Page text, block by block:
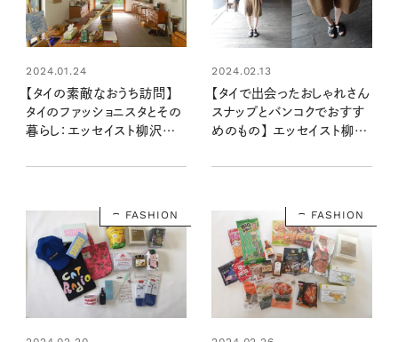
2024.01.24
【タイの素敵なおうち訪問】
タイのファッショニスタとその
暮らし：エッセイスト柳沢小
2024.02.13
【タイで出会ったおしゃれさん
スナップとバンコクでおすす
めのもの】 エッセイスト柳沢
話
FASHION FASHION